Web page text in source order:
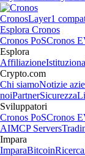
CronosLayer1
Esplora Cronos
Cronos PoSCronos
Esplora
Affiliazione
Crypto.com
Chi siamoNotizie
noiPartnerSicurezza
Sviluppatori
Cronos PoSCronos
AIMCP Servers
Impara
ImparaBitcoinRicerca